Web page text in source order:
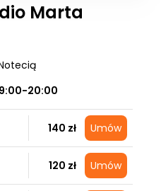
Marta
20:00
140 zł Umów
120 zł Umów